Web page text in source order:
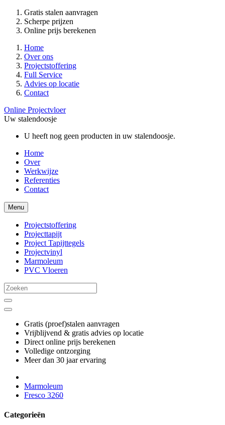
Gratis stalen aanvragen
Scherpe prijzen
Online prijs berekenen
Home
Over ons
Projectstoffering
Full Service
Advies op locatie
Contact
Online Projectvloer
Uw stalendoosje
U heeft nog geen producten in uw stalendoosje.
Home
Over
Werkwijze
Referenties
Contact
Menu
Projectstoffering
Projecttapijt
Project Tapijttegels
Projectvinyl
Marmoleum
PVC Vloeren
Gratis (proef)stalen aanvragen
Vrijblijvend & gratis advies op locatie
Direct online prijs berekenen
Volledige ontzorging
Meer dan 30 jaar ervaring
Marmoleum
Fresco 3260
Categorieën